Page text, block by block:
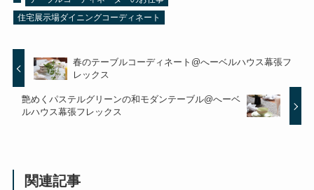
住宅展示場ダイニングコーディネート
春のテーブルコーディネート@へーベルハウス幕張フ
レックス
艶めくパステルグリーンの和モダンテーブル@へーベ
ルハウス幕張フレックス
関連記事